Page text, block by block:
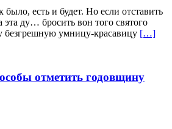
есть и будет. Но если отставить
эта ду… бросить вон того святого
умницу-красавицу […]
отметить годовщину